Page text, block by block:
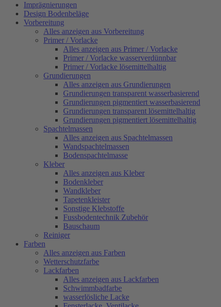
Imprägnierungen
Design Bodenbeläge
Vorbereitung
Alles anzeigen aus Vorbereitung
Primer / Vorlacke
Alles anzeigen aus Primer / Vorlacke
Primer / Vorlacke wasserverdünnbar
Primer / Vorlacke lösemittelhaltig
Grundierungen
Alles anzeigen aus Grundierungen
Grundierungen transparent wasserbasierend
Grundierungen pigmentiert wasserbasierend
Grundierungen transparent lösemittelhaltig
Grundierungen pigmentiert lösemittelhaltig
Spachtelmassen
Alles anzeigen aus Spachtelmassen
Wandspachtelmassen
Bodenspachtelmasse
Kleber
Alles anzeigen aus Kleber
Bodenkleber
Wandkleber
Tapetenkleister
Sonstige Klebstoffe
Fussbodentechnik Zubehör
Bauschaum
Reiniger
Farben
Alles anzeigen aus Farben
Wetterschutzfarbe
Lackfarben
Alles anzeigen aus Lackfarben
Schwimmbadfarbe
wasserlösliche Lacke